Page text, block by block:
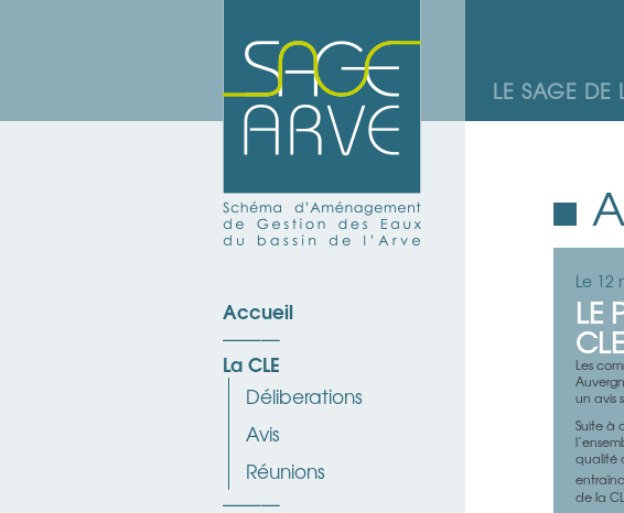
LE SAGE DE
Accueil
La CLE
Déliberations
Avis
Réunions
Le 12
LE
Les
un avis
Suite à
qualité
de la